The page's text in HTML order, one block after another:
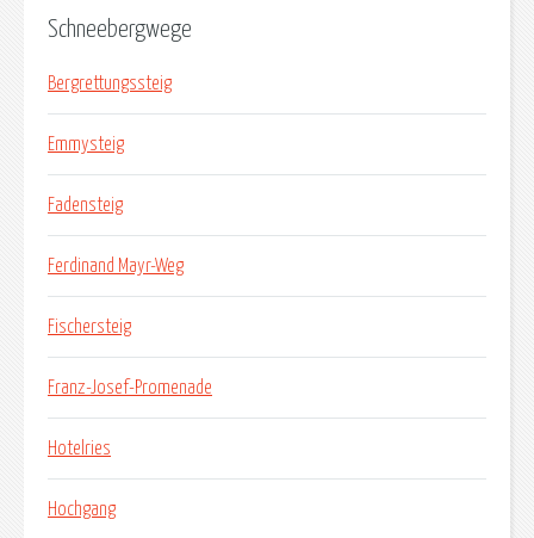
Schneebergwege
Bergrettungssteig
Emmysteig
Fadensteig
Ferdinand Mayr-Weg
Fischersteig
Franz-Josef-Promenade
Hotelries
Hochgang